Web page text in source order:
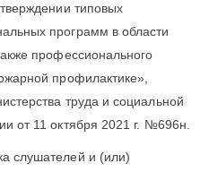
типовых
программ в области
профессионального
профилактике»,
труда и социальной
от 11 октября 2021 г. №696н.
слушателей и (или)